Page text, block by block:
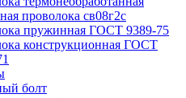
проволока св08г2с
пружинная ГОСТ 9389-75
конструкционная ГОСТ
болт